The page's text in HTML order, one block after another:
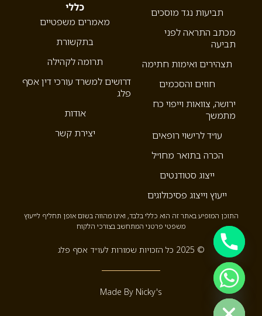
תביעות נגד מוסכים
מכתב התראה לפני
תביעה
תצהירים ואימות חתימה
חוזים והסכמים
ירושה, צוואות וייפוי כח
מתמשך
עו״ד לרישוי רופאים
הכרה בתואר מחו״ל
ייצוג סטודנטים
ייעוץ וייצוג פסיכולוגים
כללי
מאמרים משפטיים
בתקשורת
תרומה לקהילה
דרושים למשרד עורכי דין אסף
פלג
אודות
יצירת קשר
התוכן המופיע באתר זה הוא כללי בלבד, ואינו מהווה בשום אופן תחליף לייעוץ
משפטי פרטני המתחשב בצורכי הלקוח
© 2025 כל הזכויות שמורות לעו״ד אסף פלג
Made By Nicky's Hide